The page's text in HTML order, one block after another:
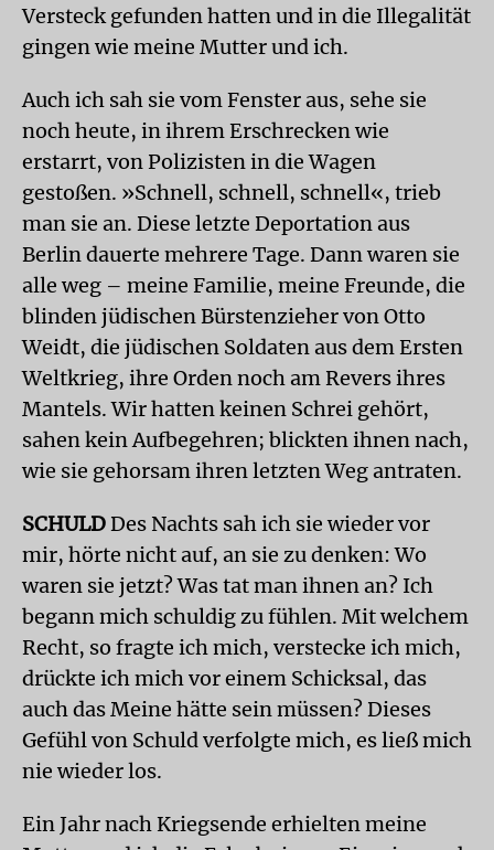
Versteck gefunden hatten und in die Illegalität
gingen wie meine Mutter und ich.
Auch ich sah sie vom Fenster aus, sehe sie
noch heute, in ihrem Erschrecken wie
erstarrt, von Polizisten in die Wagen
gestoßen. »Schnell, schnell, schnell«, trieb
man sie an. Diese letzte Deportation aus
Berlin dauerte mehrere Tage. Dann waren sie
alle weg – meine Familie, meine Freunde, die
blinden jüdischen Bürstenzieher von Otto
Weidt, die jüdischen Soldaten aus dem Ersten
Weltkrieg, ihre Orden noch am Revers ihres
Mantels. Wir hatten keinen Schrei gehört,
sahen kein Aufbegehren; blickten ihnen nach,
wie sie gehorsam ihren letzten Weg antraten.
SCHULDDes Nachts sah ich sie wieder vor
mir, hörte nicht auf, an sie zu denken: Wo
waren sie jetzt? Was tat man ihnen an? Ich
begann mich schuldig zu fühlen. Mit welchem
Recht, so fragte ich mich, verstecke ich mich,
drückte ich mich vor einem Schicksal, das
auch das Meine hätte sein müssen? Dieses
Gefühl von Schuld verfolgte mich, es ließ mich
nie wieder los.
Ein Jahr nach Kriegsende erhielten meine